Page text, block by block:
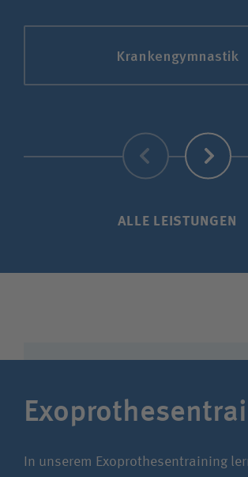
Kranken­gymnastik
Zurück Weiter
ALLE LEISTUNGEN
In unserem Exoprothesen­training